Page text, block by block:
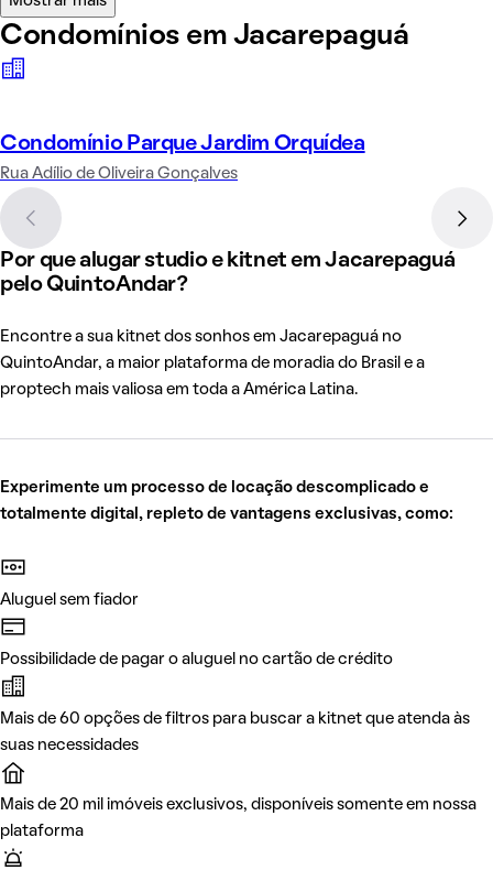
Condomínios em Jacarepaguá
Condomínio Parque Jardim Orquídea
Rua Adílio de Oliveira Gonçalves
Por que alugar studio e kitnet em Jacarepaguá
pelo QuintoAndar?
Encontre a sua kitnet dos sonhos em Jacarepaguá no
QuintoAndar, a maior plataforma de moradia do Brasil e a
proptech mais valiosa em toda a América Latina.
Experimente um processo de locação descomplicado e
totalmente digital, repleto de vantagens exclusivas, como:
Aluguel sem fiador
Possibilidade de pagar o aluguel no cartão de crédito
Mais de 60 opções de filtros para buscar a kitnet que atenda às
suas necessidades
Mais de 20 mil imóveis exclusivos, disponíveis somente em nossa
plataforma